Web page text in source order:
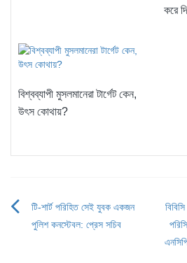
করে
বিশ্বব্যাপী মুসলমানেরা টার্গেট কেন,
উৎস কোথায়?
Post
টি-শার্ট পরিহিত সেই যুবক একজন
পুলিশ কনস্টেবল: প্রেস সচিব